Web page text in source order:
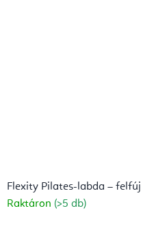
Flexity Pilates-labda –
Raktáron (>5 db)